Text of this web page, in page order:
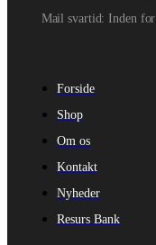
Mail svartid: Inden
Forside
Shop
Om os
Kontakt
Nyheder
Resurs Bank